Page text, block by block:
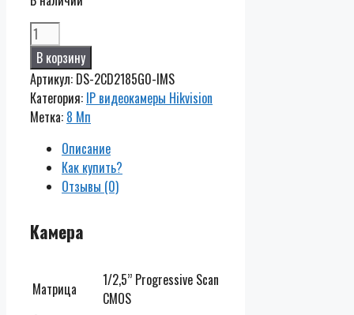
Количество
DS-
2CD2185G0-
IMS
В корзину
Артикул: DS-2CD2185G0-IMS
Категория: IP видеокамеры Hikvision
Метка: 8 Мп
Описание
Как купить?
Отзывы (0)
Камера
Матрица
1/2,5’’ Progressive Scan
CMOS